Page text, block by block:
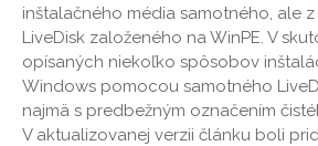
inštalačného média samotného, ​​ale
LiveDisk založeného na WinPE. V
opísaných niekoľko spôsobov
Windows pomocou samotného
najmä s predbežným označením
V aktualizovanej verzii článku boli